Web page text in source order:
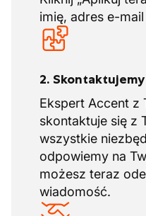
imię, adres e-
2. Skontaktujemy
Ekspert Accent z
skontaktuje się z
wszystkie
odpowiemy na
możesz teraz
wiadomość.